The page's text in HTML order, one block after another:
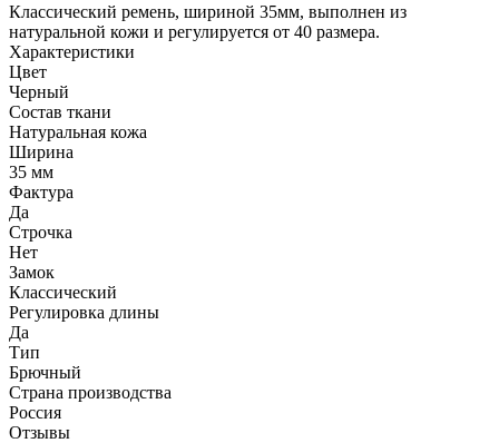
Классический ремень, шириной 35мм, выполнен из
натуральной кожи и регулируется от 40 размера.
Характеристики
Цвет
Черный
Состав ткани
Натуральная кожа
Ширина
35 мм
Фактура
Да
Строчка
Нет
Замок
Классический
Регулировка длины
Да
Тип
Брючный
Страна производства
Россия
Отзывы